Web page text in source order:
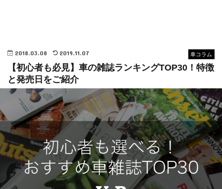
車コラム
2018.03.08 2019.11.07
【初心者も必見】車の雑誌ランキングTOP30！特徴
と発売日をご紹介